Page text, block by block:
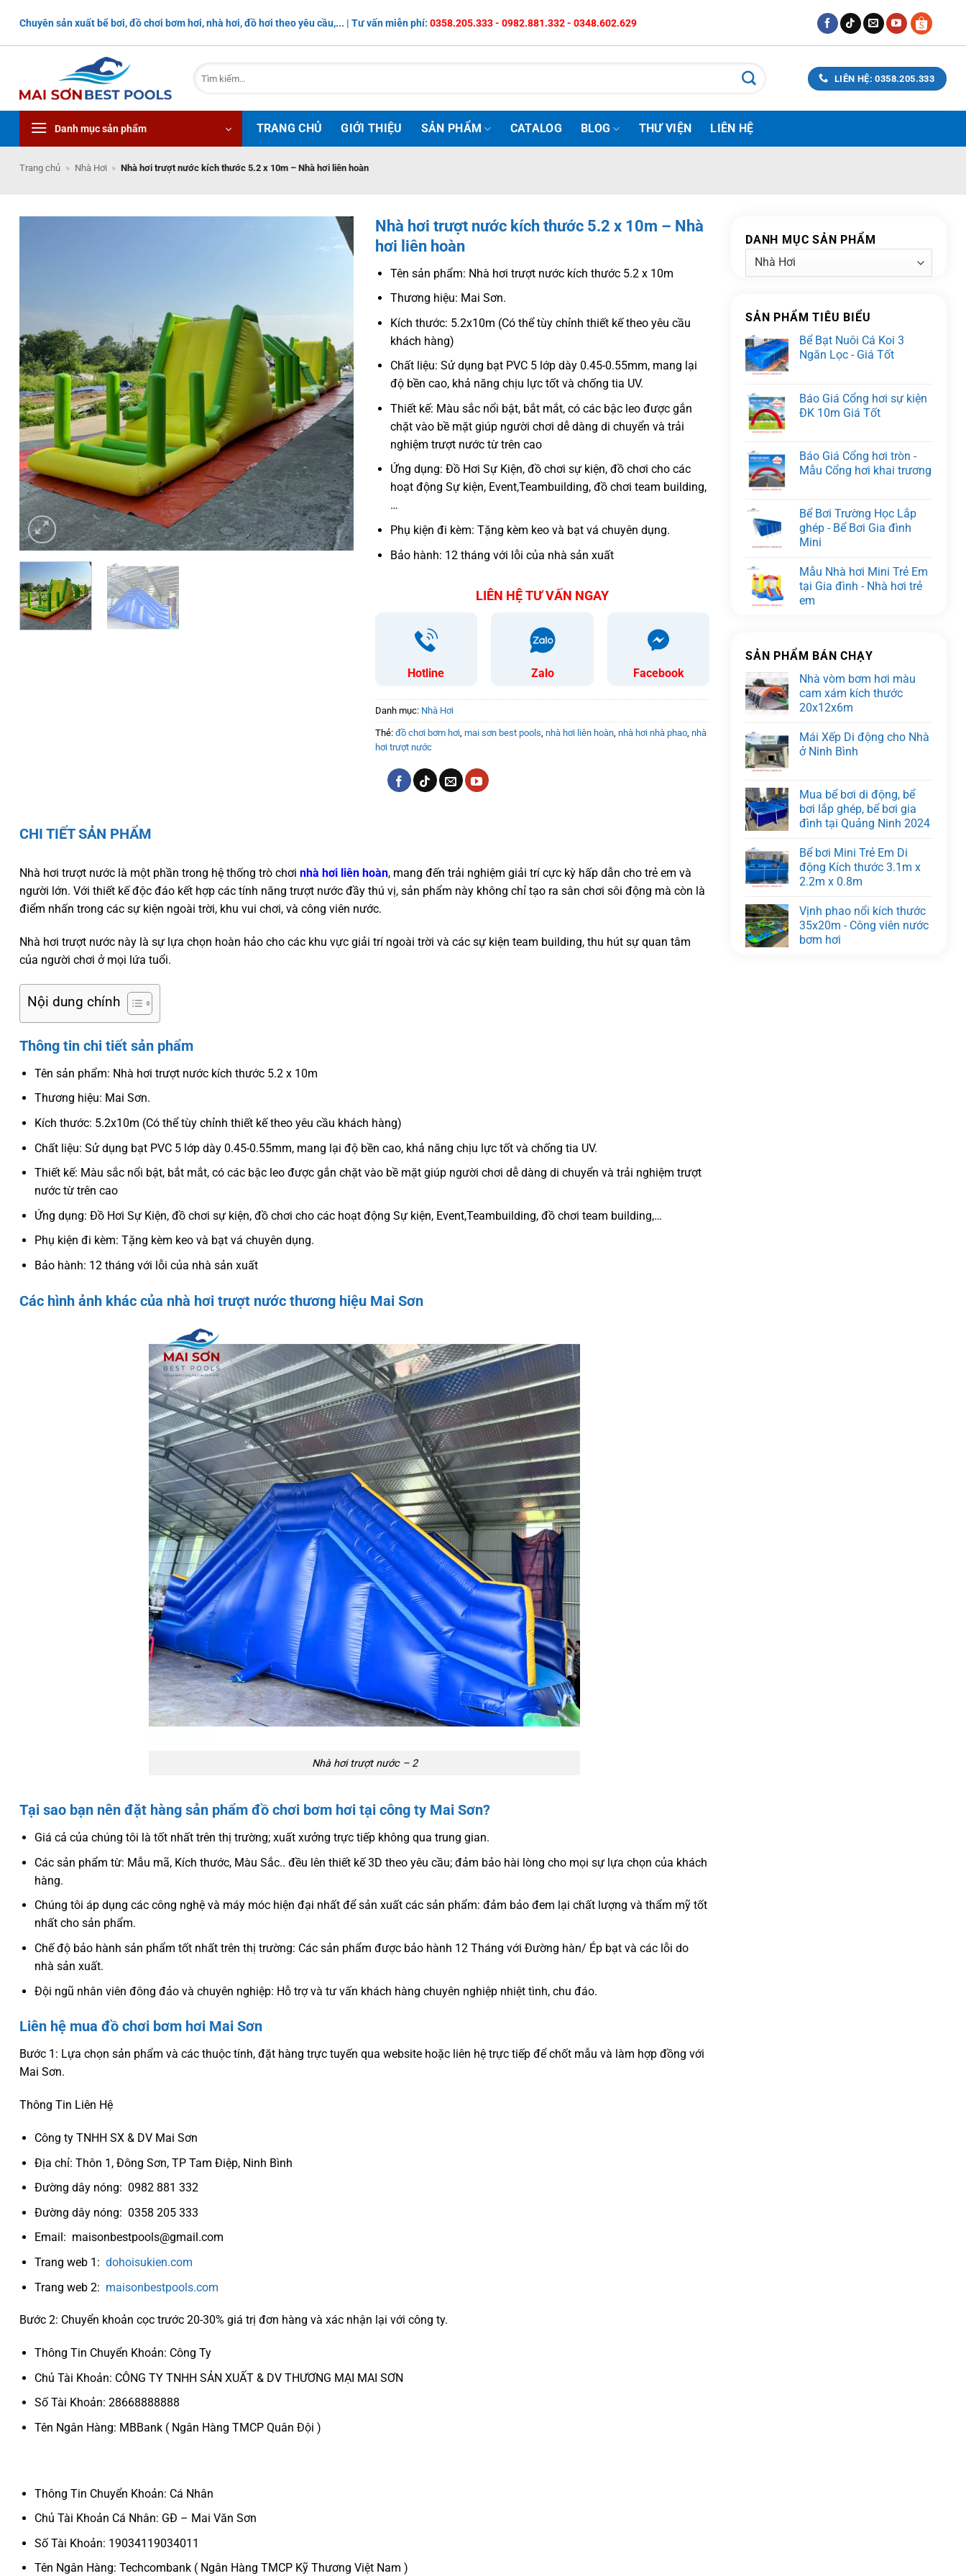
nội
Chuyên sản xuất bể bơi, đồ chơi bơm hơi, nhà hơi, đồ hơi theo yêu cầu,... | Tư vấn miễn phí: 0358.205.333 - 0982.881.332 - 0348.602.629
Tìm
kiếm:
LIÊN HỆ: 0358.205.333
Danh mục sản phẩm TRANG CHỦ GIỚI THIỆU SẢN PHẨM CATALOG BLOG THƯ VIỆN LIÊN HỆ
Trang chủ » Nhà Hơi » Nhà hơi trượt nước kích thước 5.2 x 10m – Nhà hơi liên hoàn
Nhà hơi trượt nước kích thước 5.2 x 10m – Nhà
hơi liên hoàn
Tên sản phẩm: Nhà hơi trượt nước kích thước 5.2 x 10m
Thương hiệu: Mai Sơn.
Kích thước: 5.2x10m (Có thể tùy chỉnh thiết kế theo yêu cầu
khách hàng)
Chất liệu: Sử dụng bạt PVC 5 lớp dày 0.45-0.55mm, mang lại
độ bền cao, khả năng chịu lực tốt và chống tia UV.
Thiết kế: Màu sắc nổi bật, bắt mắt, có các bậc leo được gắn
chặt vào bề mặt giúp người chơi dễ dàng di chuyển và trải
nghiệm trượt nước từ trên cao
Ứng dụng: Đồ Hơi Sự Kiện, đồ chơi sự kiện, đồ chơi cho các
hoạt động Sự kiện, Event,Teambuilding, đồ chơi team building,
…
Phụ kiện đi kèm: Tặng kèm keo và bạt vá chuyên dụng.
Bảo hành: 12 tháng với lỗi của nhà sản xuất
LIÊN HỆ TƯ VẤN NGAY
Hotline Zalo Facebook
Danh mục: Nhà Hơi
Thẻ: đồ chơi bơm hơi, mai sơn best pools, nhà hơi liên hoàn, nhà hơi nhà phao, nhà
hơi trượt nước
CHI TIẾT SẢN PHẨM
Nhà hơi trượt nước là một phần trong hệ thống trò chơi nhà hơi liên hoàn, mang đến trải nghiệm giải trí cực kỳ hấp dẫn cho trẻ em và
người lớn. Với thiết kế độc đáo kết hợp các tính năng trượt nước đầy thú vị, sản phẩm này không chỉ tạo ra sân chơi sôi động mà còn là
điểm nhấn trong các sự kiện ngoài trời, khu vui chơi, và công viên nước.
Nhà hơi trượt nước này là sự lựa chọn hoàn hảo cho các khu vực giải trí ngoài trời và các sự kiện team building, thu hút sự quan tâm
của người chơi ở mọi lứa tuổi.
Nội dung chính
Thông tin chi tiết sản phẩm
Tên sản phẩm: Nhà hơi trượt nước kích thước 5.2 x 10m
Thương hiệu: Mai Sơn.
Kích thước: 5.2x10m (Có thể tùy chỉnh thiết kế theo yêu cầu khách hàng)
Chất liệu: Sử dụng bạt PVC 5 lớp dày 0.45-0.55mm, mang lại độ bền cao, khả năng chịu lực tốt và chống tia UV.
Thiết kế: Màu sắc nổi bật, bắt mắt, có các bậc leo được gắn chặt vào bề mặt giúp người chơi dễ dàng di chuyển và trải nghiệm trượt
nước từ trên cao
Ứng dụng: Đồ Hơi Sự Kiện, đồ chơi sự kiện, đồ chơi cho các hoạt động Sự kiện, Event,Teambuilding, đồ chơi team building,…
Phụ kiện đi kèm: Tặng kèm keo và bạt vá chuyên dụng.
Bảo hành: 12 tháng với lỗi của nhà sản xuất
Các hình ảnh khác của nhà hơi trượt nước thương hiệu Mai Sơn
Nhà hơi trượt nước – 2
Tại sao bạn nên đặt hàng sản phẩm đồ chơi bơm hơi tại công ty Mai Sơn?
Giá cả của chúng tôi là tốt nhất trên thị trường; xuất xưởng trực tiếp không qua trung gian.
Các sản phẩm từ: Mẫu mã, Kích thước, Màu Sắc.. đều lên thiết kế 3D theo yêu cầu; đảm bảo hài lòng cho mọi sự lựa chọn của khách
hàng.
Chúng tôi áp dụng các công nghệ và máy móc hiện đại nhất để sản xuất các sản phẩm: đảm bảo đem lại chất lượng và thẩm mỹ tốt
nhất cho sản phẩm.
Chế độ bảo hành sản phẩm tốt nhất trên thị trường: Các sản phẩm được bảo hành 12 Tháng với Đường hàn/ Ép bạt và các lỗi do
nhà sản xuất.
Đội ngũ nhân viên đông đảo và chuyên nghiệp: Hỗ trợ và tư vấn khách hàng chuyên nghiệp nhiệt tình, chu đáo.
Liên hệ mua đồ chơi bơm hơi Mai Sơn
Bước 1: Lựa chọn sản phẩm và các thuộc tính, đặt hàng trực tuyến qua website hoặc liên hệ trực tiếp để chốt mẫu và làm hợp đồng với
Mai Sơn.
Thông Tin Liên Hệ
Công ty TNHH SX & DV Mai Sơn
Địa chỉ: Thôn 1, Đông Sơn, TP Tam Điệp, Ninh Bình
Đường dây nóng: 0982 881 332
Đường dây nóng: 0358 205 333
Email: maisonbestpools@gmail.com
Trang web 1: dohoisukien.com
Trang web 2: maisonbestpools.com
Bước 2: Chuyển khoản cọc trước 20-30% giá trị đơn hàng và xác nhận lại với công ty.
Thông Tin Chuyển Khoản: Công Ty
Chủ Tài Khoản: CÔNG TY TNHH SẢN XUẤT & DV THƯƠNG MẠI MAI SƠN
Số Tài Khoản: 28668888888
Tên Ngân Hàng: MBBank ( Ngân Hàng TMCP Quân Đội )
Thông Tin Chuyển Khoản: Cá Nhân
Chủ Tài Khoản Cá Nhân: GĐ – Mai Văn Sơn
Số Tài Khoản: 19034119034011
Tên Ngân Hàng: Techcombank ( Ngân Hàng TMCP Kỹ Thương Việt Nam )
DANH MỤC SẢN PHẨM
SẢN PHẨM TIÊU BIỂU
Bể Bạt Nuôi Cá Koi 3
Ngăn Lọc - Giá Tốt
Báo Giá Cổng hơi sự kiện
ĐK 10m Giá Tốt
Báo Giá Cổng hơi tròn -
Mẫu Cổng hơi khai trương
Bể Bơi Trường Học Lắp
ghép - Bể Bơi Gia đình
Mini
Mẫu Nhà hơi Mini Trẻ Em
tại Gia đình - Nhà hơi trẻ
em
SẢN PHẨM BÁN CHẠY
Nhà vòm bơm hơi màu
cam xám kích thước
20x12x6m
Mái Xếp Di động cho Nhà
ở Ninh Bình
Mua bể bơi di động, bể
bơi lắp ghép, bể bơi gia
đình tại Quảng Ninh 2024
Bể bơi Mini Trẻ Em Di
động Kích thước 3.1m x
2.2m x 0.8m
Vịnh phao nổi kích thước
35x20m - Công viên nước
bơm hơi